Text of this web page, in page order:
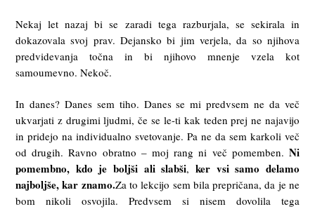
Nekaj let nazaj bi se zaradi tega razburjala, se sekirala in
dokazovala svoj prav. Dejansko bi jim verjela, da so njihova
predvidevanja točna in bi njihovo mnenje vzela kot
samoumevno. Nekoč.
In danes? Danes sem tiho. Danes se mi predvsem ne da več
ukvarjati z drugimi ljudmi, če se le-ti kak teden prej ne najavijo
in pridejo na individualno svetovanje. Pa ne da sem karkoli več
od drugih. Ravno obratno – moj rang ni več pomemben. Ni
pomembno, kdo je boljši ali slabši,ker vsi samo delamo
najboljše, kar znamo.Za to lekcijo sem bila prepričana, da je ne
bom nikoli osvojila. Predvsem si nisem dovolila tega